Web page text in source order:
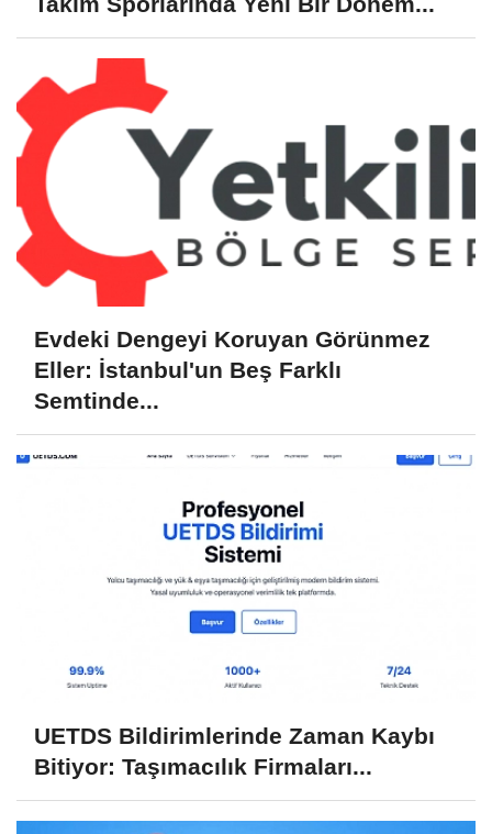
Evdeki Dengeyi Koruyan Görünmez
Eller: İstanbul'un Beş Farklı
Semtinde...
UETDS Bildirimlerinde Zaman Kaybı
Bitiyor: Taşımacılık Firmaları...